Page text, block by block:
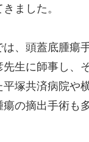
ました。
、頭蓋底腫瘍
生に師事し、そ
塚共済病院や
の摘出手術も